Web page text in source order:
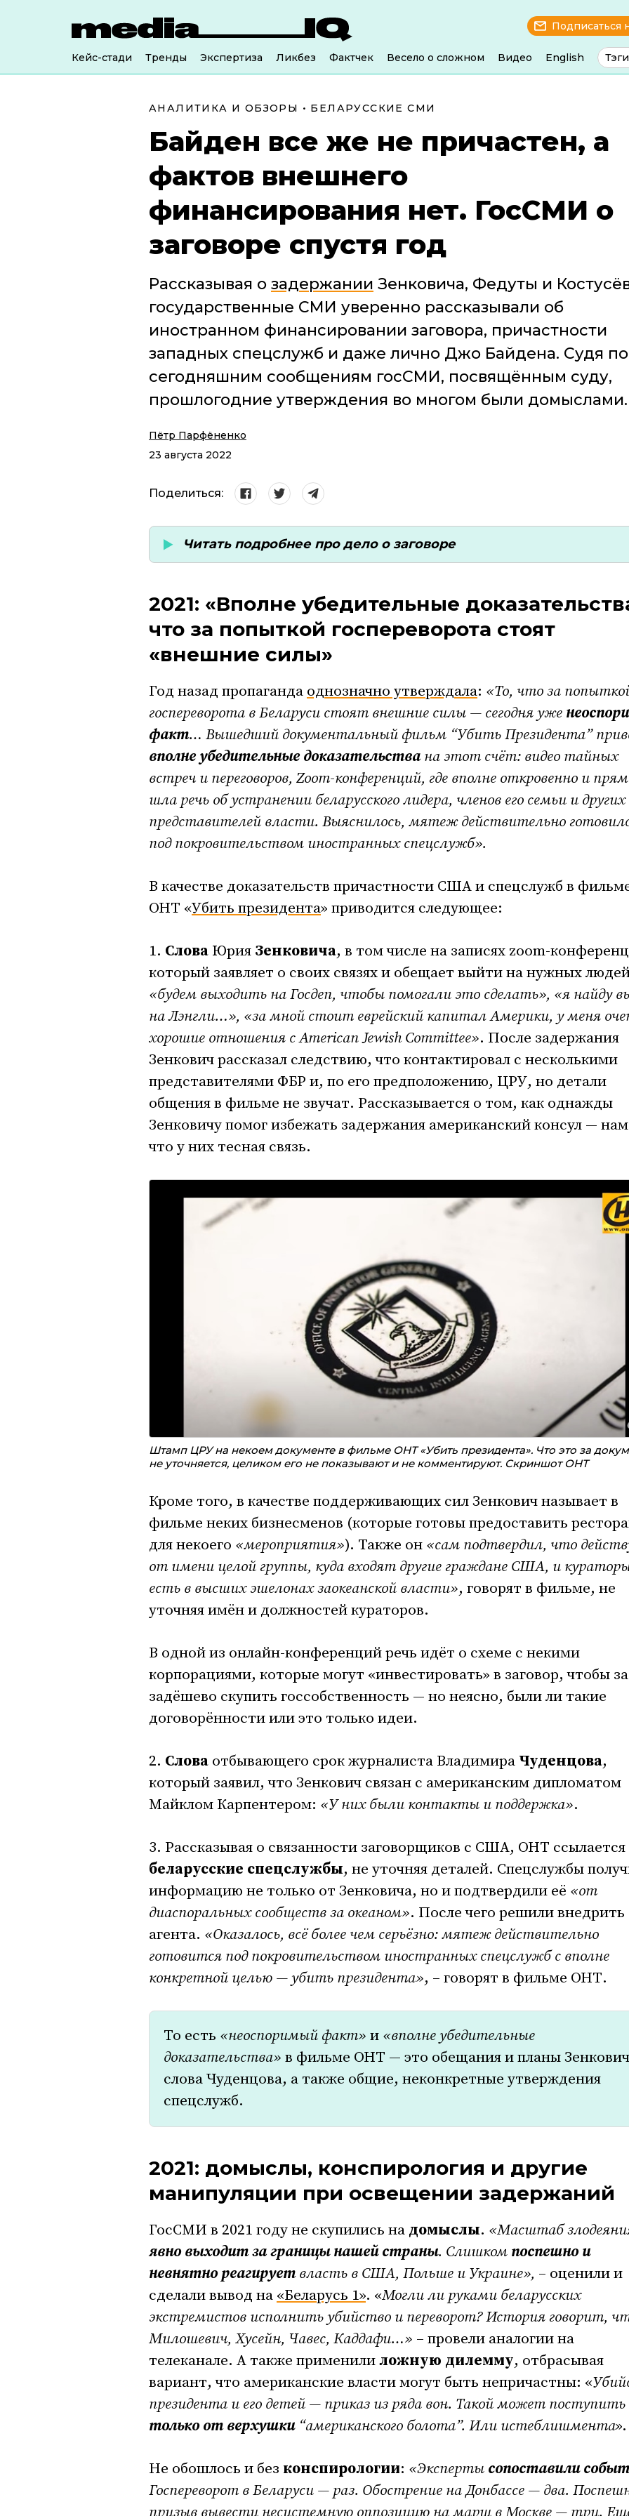
Подписаться
Кейс-стади Тренды Экспертиза Ликбез Фактчек Весело о сложном Видео English Тэги
АНАЛИТИКА И ОБЗОРЫ • БЕЛАРУССКИЕ СМИ
Байден все же не причастен, а
фактов внешнего
финансирования нет. ГосСМИ о
заговоре спустя год
Рассказывая о задержании Зенковича, Федуты и
государственные СМИ уверенно рассказывали об
иностранном финансировании заговора, причастности
западных спецслужб и даже лично Джо Байдена. Судя по
сегодняшним сообщениям госСМИ, посвящённым суду,
прошлогодние утверждения во многом были домыслами.
Пётр Парфёненко
23 августа 2022
Поделиться:
Читать подробнее про дело о заговоре
2021: «Вполне убедительные
что за попыткой госпереворота стоят
«внешние силы»
Год назад пропаганда однозначно утверждала: «То, что за
госпереворота в Беларуси стоят внешние силы — сегодня уже
факт… Вышедший документальный фильм “Убить Президента”
вполне убедительные доказательства на этот счёт: видео тайных
встреч и переговоров, Zoom-конференций, где вполне откровенно и
шла речь об устранении беларусского лидера, членов его семьи и других
представителей власти. Выяснилось, мятеж действительно
под покровительством иностранных спецслужб».
В качестве доказательств причастности США и спецслужб в
ОНТ «Убить президента» приводится следующее:
1. Слова Юрия Зенковича, в том числе на записях zoom-
который заявляет о своих связях и обещает выйти на нужных
«будем выходить на Госдеп, чтобы помогали это сделать», «я найду
на Лэнгли…», «за мной стоит еврейский капитал Америки, у меня
хорошие отношения с American Jewish Committee». После задержания
Зенкович рассказал следствию, что контактировал с несколькими
представителями ФБР и, по его предположению, ЦРУ, но детали
общения в фильме не звучат. Рассказывается о том, как однажды
Зенковичу помог избежать задержания американский консул —
что у них тесная связь.
Штамп ЦРУ на некоем документе в фильме ОНТ «Убить президента». Что это за
не уточняется, целиком его не показывают и не комментируют. Скриншот ОНТ
Кроме того, в качестве поддерживающих сил Зенкович называет в
фильме неких бизнесменов (которые готовы предоставить
для некоего «мероприятия»). Также он «сам подтвердил, что
от имени целой группы, куда входят другие граждане США, и
есть в высших эшелонах заокеанской власти», говорят в фильме, не
уточняя имён и должностей кураторов.
В одной из онлайн-конференций речь идёт о схеме с некими
корпорациями, которые могут «инвестировать» в заговор, чтобы
задёшево скупить госсобственность — но неясно, были ли такие
договорённости или это только идеи.
2. Слова отбывающего срок журналиста Владимира Чуденцова,
который заявил, что Зенкович связан с американским дипломатом
Майклом Карпентером: «У них были контакты и поддержка».
3. Рассказывая о связанности заговорщиков с США, ОНТ ссылается
беларусские спецслужбы, не уточняя деталей. Спецслужбы
информацию не только от Зенковича, но и подтвердили её «от
диаспоральных сообществ за океаном». После чего решили внедрить
агента. «Оказалось, всё более чем серьёзно: мятеж действительно
готовится под покровительством иностранных спецслужб с вполне
конкретной целью — убить президента», – говорят в фильме ОНТ.
То есть «неоспоримый факт» и «вполне убедительные
доказательства» в фильме ОНТ — это обещания и планы
слова Чуденцова, а также общие, неконкретные утверждения
спецслужб.
2021: домыслы, конспирология и другие
манипуляции при освещении задержаний
ГосСМИ в 2021 году не скупились на домыслы. «Масштаб
явно выходит за границы нашей страны. Слишком поспешно и
невнятно реагируетвласть в США, Польше и Украине», – оценили и
сделали вывод на «Беларусь 1». «Могли ли руками беларусских
экстремистов исполнить убийство и переворот? История говорит,
Милошевич, Хусейн, Чавес, Каддафи…» – провели аналогии на
телеканале. А также применилиложную дилемму, отбрасывая
вариант, что американские власти могут быть непричастны: «
президента и его детей — приказ из ряда вон. Такой может поступить
только от верхушки“американского болота”. Или истеблишмента
Не обошлось и без конспирологии: «Эксперты сопоставили
Госпереворот в Беларуси — раз. Обострение на Донбассе — два.
призыв вывести несистемную оппозицию на марш в Москве — три.